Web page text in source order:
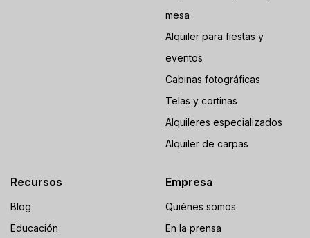
mesa
Alquiler para fiestas y
eventos
Cabinas fotográficas
Telas y cortinas
Alquileres especializados
Alquiler de carpas
Recursos
Blog
Educación
Empresa
Quiénes somos
En la prensa